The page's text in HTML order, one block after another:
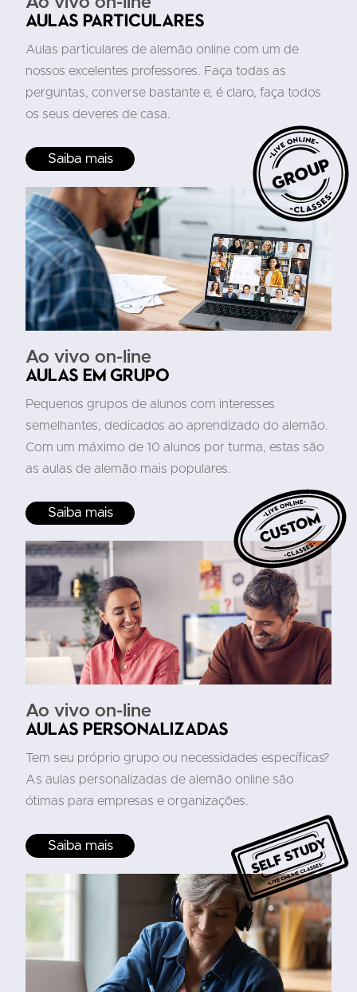
Aulas particulares
Aulas particulares de alemão online com um de
nossos excelentes professores. Faça todas as
perguntas, converse bastante e, é claro, faça todos
os seus deveres de casa.
Saiba mais
Ao vivo on-line
Aulas em grupo
Pequenos grupos de alunos com interesses
semelhantes, dedicados ao aprendizado do alemão.
Com um máximo de 10 alunos por turma, estas são
as aulas de alemão mais populares.
Saiba mais
Ao vivo on-line
Aulas personalizadas
Tem seu próprio grupo ou necessidades específicas?
As aulas personalizadas de alemão online são
ótimas para empresas e organizações.
Saiba mais